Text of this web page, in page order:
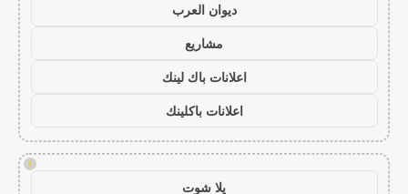
ديوان العرب
مشاريع
اعلانات باك لينك
اعلانات باكلينك
!
يلا شوت